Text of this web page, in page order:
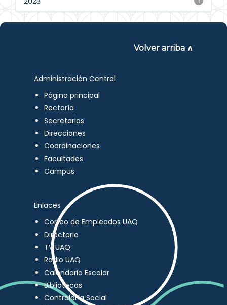
Volver arriba ∧
Administración Central
Página principal
Rectoría
Secretarios
Direcciones
Coordinaciones
Facultades
Campus
Enlaces
Correo de Empleados UAQ
Directorio
TV UAQ
Radio UAQ
Calendario Escolar
Bibliotecas
Contraloría Social